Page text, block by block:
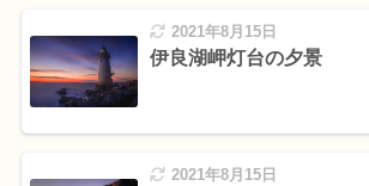
2021年8月15日
伊良湖岬灯台の夕景
2021年8月15日